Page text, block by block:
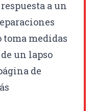
respuesta a un
medidas
un lapso
de